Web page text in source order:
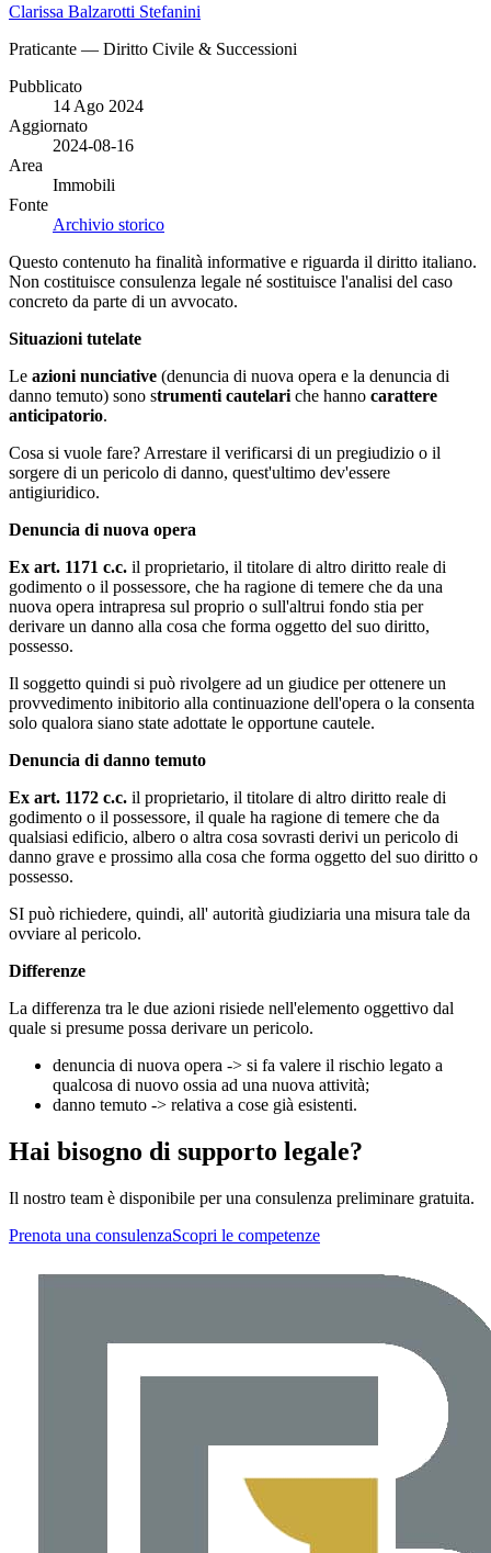
Clarissa Balzarotti Stefanini
Praticante — Diritto Civile & Successioni
Pubblicato
14 Ago 2024
Aggiornato
2024-08-16
Area
Immobili
Fonte
Archivio storico
Questo contenuto ha finalità informative e riguarda il diritto italiano.
Non costituisce consulenza legale né sostituisce l'analisi del caso
concreto da parte di un avvocato.
Situazioni tutelate
Le azioni nunciative (denuncia di nuova opera e la denuncia di
danno temuto) sono strumenti cautelari che hanno carattere
anticipatorio.
Cosa si vuole fare? Arrestare il verificarsi di un pregiudizio o il
sorgere di un pericolo di danno, quest'ultimo dev'essere
antigiuridico.
Denuncia di nuova opera
Ex art. 1171 c.c. il proprietario, il titolare di altro diritto reale di
godimento o il possessore, che ha ragione di temere che da una
nuova opera intrapresa sul proprio o sull'altrui fondo stia per
derivare un danno alla cosa che forma oggetto del suo diritto,
possesso.
Il soggetto quindi si può rivolgere ad un giudice per ottenere un
provvedimento inibitorio alla continuazione dell'opera o la consenta
solo qualora siano state adottate le opportune cautele.
Denuncia di danno temuto
Ex art. 1172 c.c. il proprietario, il titolare di altro diritto reale di
godimento o il possessore, il quale ha ragione di temere che da
qualsiasi edificio, albero o altra cosa sovrasti derivi un pericolo di
danno grave e prossimo alla cosa che forma oggetto del suo diritto o
possesso.
SI può richiedere, quindi, all' autorità giudiziaria una misura tale da
ovviare al pericolo.
Differenze
La differenza tra le due azioni risiede nell'elemento oggettivo dal
quale si presume possa derivare un pericolo.
denuncia di nuova opera -> si fa valere il rischio legato a
qualcosa di nuovo ossia ad una nuova attività;
danno temuto -> relativa a cose già esistenti.
Hai bisogno di supporto legale?
Il nostro team è disponibile per una consulenza preliminare gratuita.
Prenota una consulenzaScopri le competenze